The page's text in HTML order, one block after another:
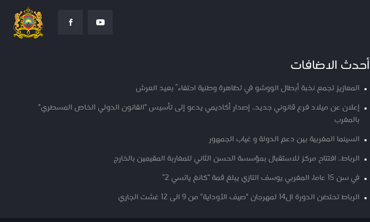
أحدث الاضافات
المعازيز تجمع نخبة أبطال الووشو في تظاهرة وطنية احتفاءً بعيد العرش
إعلان عن ميلاد فرع قانوني جديد.. إصدار أكاديمي يدعو إلى تأسيس "القانون الدولي الخاص المسطري"
بالمغرب
السينما المغربية بين دعم الدولة و غياب الجمهور
الرباط.. افتتاح مركز للاستقبال بمؤسسة الحسن الثاني للمغاربة المقيمين بالخارج
في سن 15 عاما، المغربي يوسف التازي يبلغ قمة “كانغ ياتسي 2”
الرباط تحتضن الدورة ال14 لمهرجان "صيف الأوداية" من 9 الى 12 غشت الجاري